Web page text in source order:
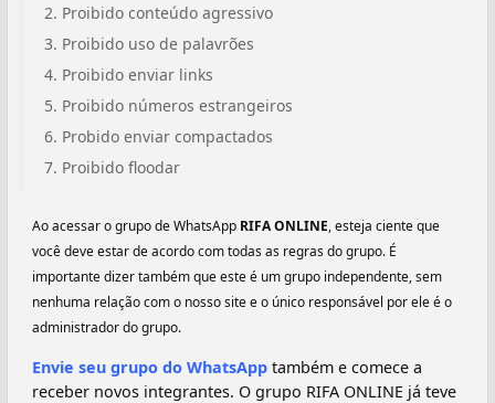
Proibido conteúdo agressivo
Proibido uso de palavrões
Proibido enviar links
Proibido números estrangeiros
Probido enviar compactados
Proibido floodar
Ao acessar o grupo de WhatsApp RIFA ONLINE, esteja ciente que
você deve estar de acordo com todas as regras do grupo. É
importante dizer também que este é um grupo independente, sem
nenhuma relação com o nosso site e o único responsável por ele é o
administrador do grupo.
Envie seu grupo do WhatsApp também e comece a
receber novos integrantes. O grupo RIFA ONLINE já teve